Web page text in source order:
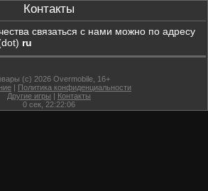
Контакты
связаться с нами можно по адресу
ru
(c) 2026 Overmobile, 16+
| Политика конфиденциальности
Другие игры | Контакты
0 сек, 22:22:06